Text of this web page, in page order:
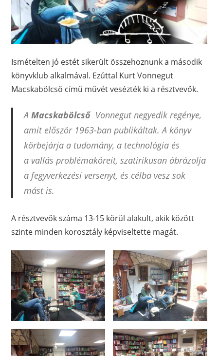
Ismételten jó estét sikerült összehoznunk a második
könyvklub alkalmával. Ezúttal Kurt Vonnegut
Macskabölcső című művét vesézték ki a résztvevők.
A MacskabölcsőVonnegut negyedik regénye,
amit először 1963-ban publikáltak. A könyv
körbejárja a tudomány, a technológia és
a vallás problémaköreit, szatirikusan ábrázolja
a fegyverkezési versenyt, és célba vesz sok
mást is.
A résztvevők száma 13-15 körül alakult, akik között
szinte minden korosztály képviseltette magát.